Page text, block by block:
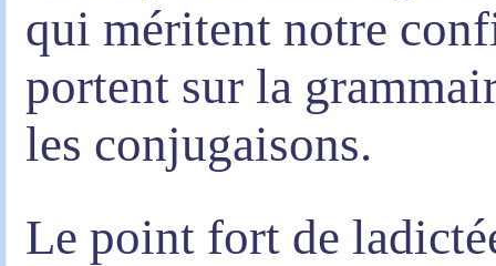
qui méritent notre
portent sur la
les conjugaisons.
Le point fort de